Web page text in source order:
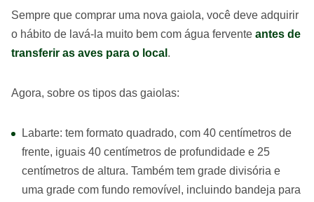
Sempre que comprar uma nova gaiola, você deve adquirir
o hábito de lavá-la muito bem com água fervente antes de
transferir as aves para o local .
Agora, sobre os tipos das gaiolas:
Labarte: tem formato quadrado, com 40 centímetros de
frente, iguais 40 centímetros de profundidade e 25
centímetros de altura. Também tem grade divisória e
uma grade com fundo removível, incluindo bandeja para